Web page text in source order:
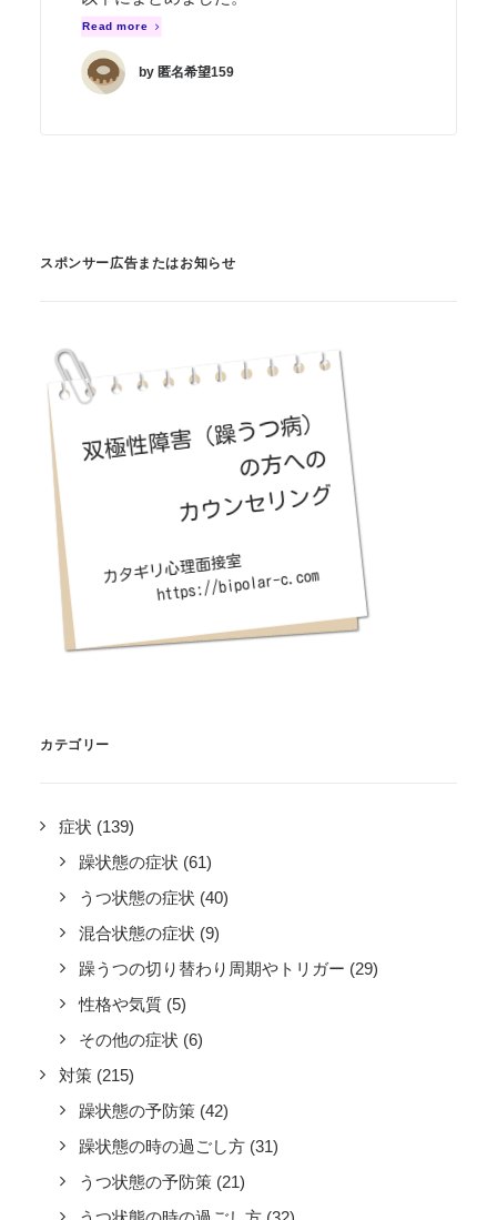
Read more
by 匿名希望159
スポンサー広告またはお知らせ
カテゴリー
症状 (139)
躁状態の症状 (61)
うつ状態の症状 (40)
混合状態の症状 (9)
躁うつの切り替わり周期やトリガー (29)
性格や気質 (5)
その他の症状 (6)
対策 (215)
躁状態の予防策 (42)
躁状態の時の過ごし方 (31)
うつ状態の予防策 (21)